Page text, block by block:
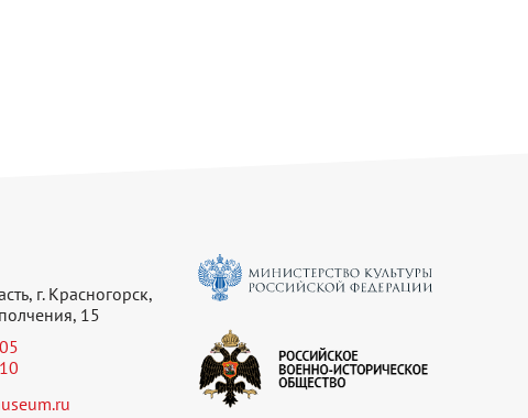
г. Красногорск,
15